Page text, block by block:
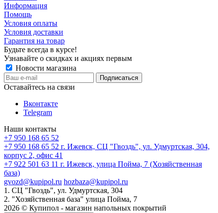
Информация
Помощь
Условия оплаты
Условия доставки
Гарантия на товар
Будьте всегда в курсе!
Узнавайте о скидках и акциях первым
Новости магазина
Оставайтесь на связи
Вконтакте
Telegram
Наши контакты
+7 950 168 65 52
+7 950 168 65 52 г. Ижевск, СЦ "Гвоздь", ул. Удмуртская, 304,
корпус 2, офис 41
+7 922 501 63 11 г. Ижевск, улица Пойма, 7 (Хозяйственная
база)
gvozd@kupipol.ru hozbaza@kupipol.ru
1. СЦ "Гвоздь", ул. Удмуртская, 304
2. "Хозяйственная база" улица Пойма, 7
2026 © Купипол - магазин напольных покрытий